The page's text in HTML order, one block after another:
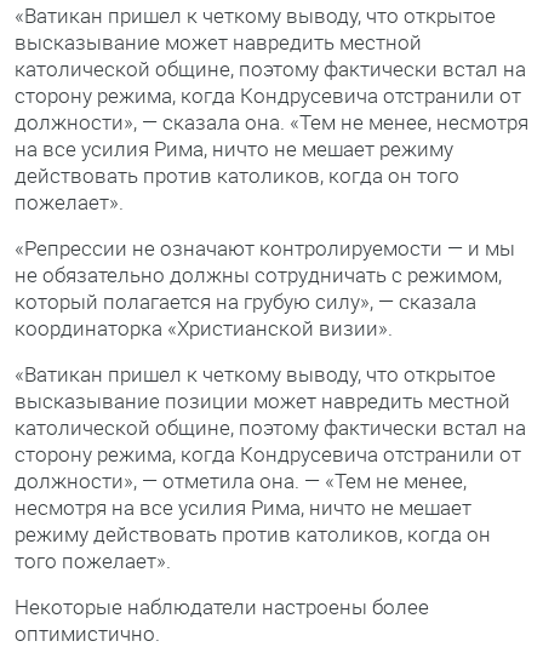
«Ватикан пришел к четкому выводу, что открытое
высказывание может навредить местной
католической общине, поэтому фактически встал на
сторону режима, когда Кондрусевича отстранили от
должности», — сказала она. «Тем не менее, несмотря
на все усилия Рима, ничто не мешает режиму
действовать против католиков, когда он того
пожелает».
«Репрессии не означают контролируемости — и мы
не обязательно должны сотрудничать с режимом,
который полагается на грубую силу», — сказала
координаторка «Христианской визии».
«Ватикан пришел к четкому выводу, что открытое
высказывание позиции может навредить местной
католической общине, поэтому фактически встал на
сторону режима, когда Кондрусевича отстранили от
должности», — отметила она. — «Тем не менее,
несмотря на все усилия Рима, ничто не мешает
режиму действовать против католиков, когда он
того пожелает».
Некоторые наблюдатели настроены более
оптимистично.